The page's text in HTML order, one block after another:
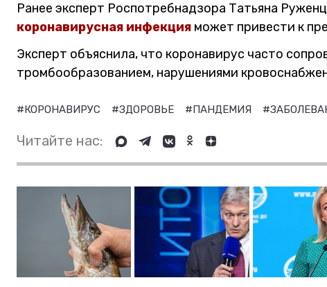
Ранее эксперт Роспотребнадзора Татьяна
коронавирусная инфекция может привести к
Эксперт объяснила, что коронавирус часто
тромбообразованием, нарушениями
#КОРОНАВИРУС #ЗДОРОВЬЕ #ПАНДЕМИЯ
Читайте нас: